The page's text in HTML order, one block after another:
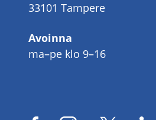
33101 Tampere
Avoinna
ma–pe klo 9–16